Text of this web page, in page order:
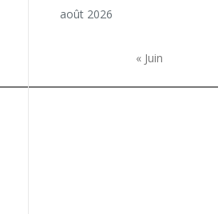
août 2026
« Juin